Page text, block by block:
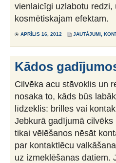
vienlaicīgi uzlabotu redzi,
kosmētiskajam efektam.
APRĪLIS 16, 2012 JAUTĀJUMI
Kādos
Cilvēka acu stāvoklis un
nosaka to, kāds būs
līdzeklis: brilles vai
Jebkurā gadījumā
tikai vēlēšanos nēsāt
par kontaktlēcu
uz izmeklēšanas datiem.